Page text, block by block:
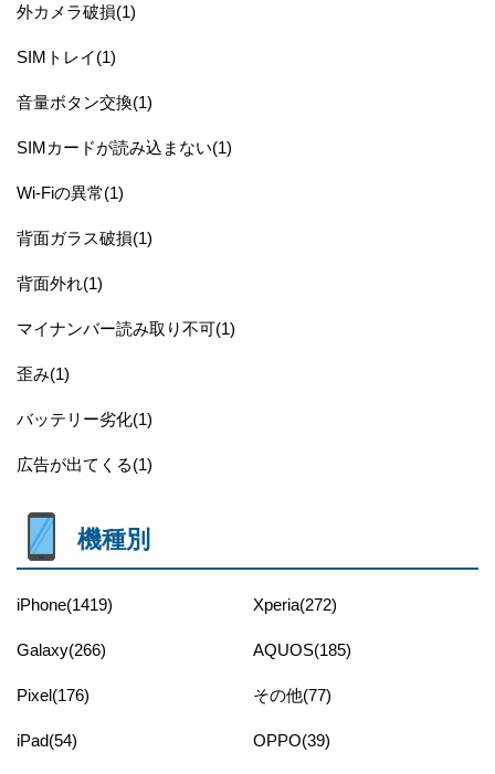
外カメラ破損(1)
SIMトレイ(1)
音量ボタン交換(1)
SIMカードが読み込まない(1)
Wi-Fiの異常(1)
背面ガラス破損(1)
背面外れ(1)
マイナンバー読み取り不可(1)
歪み(1)
バッテリー劣化(1)
広告が出てくる(1)
機種別
iPhone(1419) Xperia(272)
Galaxy(266) AQUOS(185)
Pixel(176) その他(77)
iPad(54) OPPO(39)